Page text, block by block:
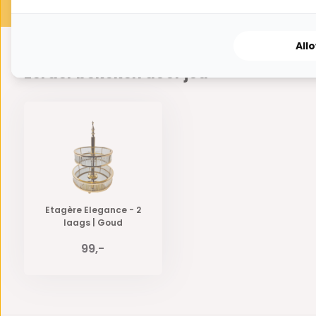
Eerder bekeken door jou
Etagère Elegance - 2
laags | Goud
99,-